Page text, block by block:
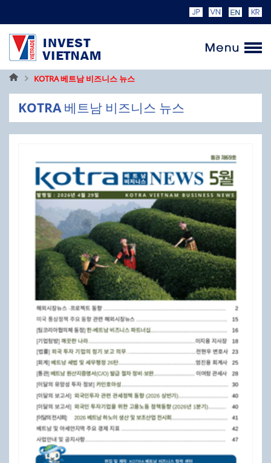
홈
페
이
지
KOTRA 베트남 비즈니스 뉴스
KOTRA 베트남 비즈니스 뉴스